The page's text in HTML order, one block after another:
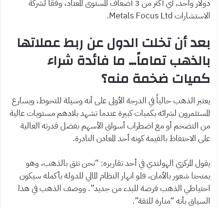
دولار واحد، أي أكثر من 3 أضعاف المستوى المعتاد، وفقاً لشركة
الاستشارات Metals Focus Ltd.
بعد أن تخلت الدول عن ربط عملاتها
بالذهب تماماً… ما فائدة شراء
كميات ضخمة منه؟
يعتبر الذهب حالياً في الدرجة الأولى على أنه وسيلة للتحوط، ويسارع
المستثمرون لشرائه بكميات كبيرة عندما تشهد بلادهم مستويات عالية
من التضخم أو مع اضطراب أسواق الأسهم بفضل قدرته العالية
على الاحتفاظ بالقيمة كونه أحد المعادن النادرة.
يقول المركزي الهولندي في أحد تقاريره: “نحن نثق بالذهب، وهو
يمنحنا شعور بالأمان، فلو انهار النظام المالي للدولة بأكمله سيكون
احتياطي الذهب فرصة للبدء من جديد”. ووصف الذهب في هذا
السياق بأنه “منارة للثقة”.